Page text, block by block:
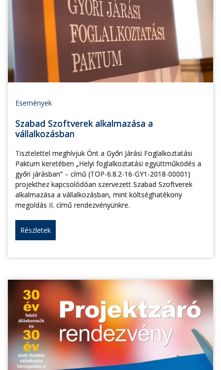
Események
Szabad Szoftverek alkalmazása a
vállalkozásban
Tisztelettel meghívjuk Önt a Győri Járási Foglalkoztatási
Paktum keretében „Helyi foglalkoztatási együttműködés a
győri járásban” – című (TOP-6.8.2-16-GY1-2018-00001)
projekthez kapcsolódóan szervezett Szabad Szoftverek
alkalmazása a vállalkozásban, mint költséghatékony
megoldás II. című rendezvényünkre.
Részletek